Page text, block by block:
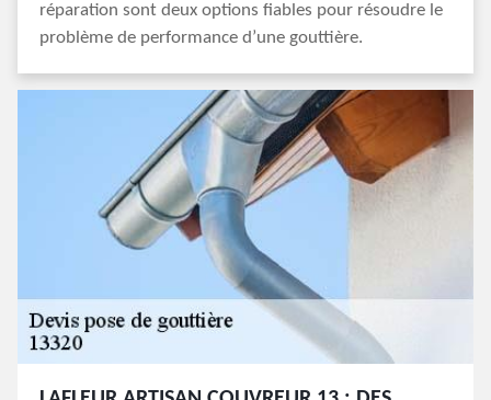
réparation sont deux options fiables pour résoudre le
problème de performance d’une gouttière.